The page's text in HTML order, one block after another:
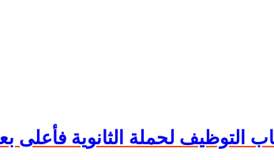
التوظيف لحملة الثانوية فأعلى